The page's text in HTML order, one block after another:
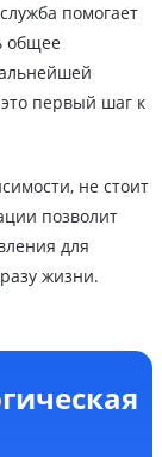
помогает
общее
первый шаг к
не стоит
позволит
для
жизни.